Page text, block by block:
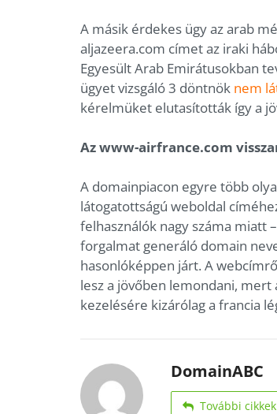
A másik érdekes ügy az arab
aljazeera.com címet az iraki
Egyesült Arab Emirátusokban
ügyet vizsgáló 3 döntnök nem
kérelmüket elutasították így a
Az www-airfrance.com
A domainpiacon egyre több
látogatottságú weboldal
felhasználók nagy száma miatt
forgalmat generáló domain
hasonlóképpen járt. A
lesz a jövőben lemondani,
kezelésére kizárólag a francia
DomainABC
További